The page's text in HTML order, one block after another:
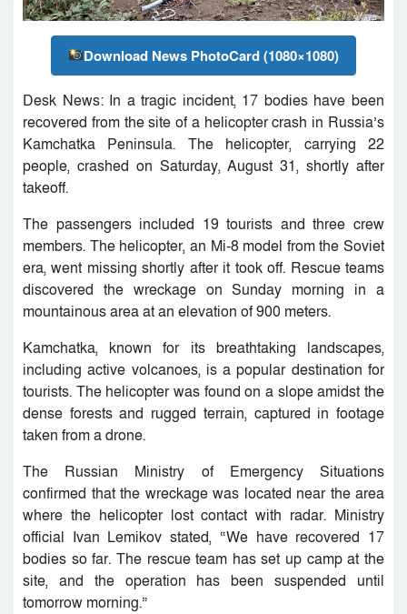
Download News PhotoCard (1080×1080)
Desk News: In a tragic incident, 17 bodies have been
recovered from the site of a helicopter crash in Russia’s
Kamchatka Peninsula. The helicopter, carrying 22
people, crashed on Saturday, August 31, shortly after
takeoff.
The passengers included 19 tourists and three crew
members. The helicopter, an Mi-8 model from the Soviet
era, went missing shortly after it took off. Rescue teams
discovered the wreckage on Sunday morning in a
mountainous area at an elevation of 900 meters.
Kamchatka, known for its breathtaking landscapes,
including active volcanoes, is a popular destination for
tourists. The helicopter was found on a slope amidst the
dense forests and rugged terrain, captured in footage
taken from a drone.
The Russian Ministry of Emergency Situations
confirmed that the wreckage was located near the area
where the helicopter lost contact with radar. Ministry
official Ivan Lemikov stated, “We have recovered 17
bodies so far. The rescue team has set up camp at the
site, and the operation has been suspended until
tomorrow morning.”